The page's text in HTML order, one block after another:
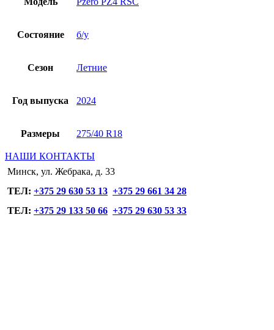
Состояние б/у
Сезон Летние
Год выпуска 2024
Размеры 275/40 R18
НАШИ КОНТАКТЫ
Минск, ул. Жебрака, д. 33
ТЕЛ: +375 29 630 53 13 +375 29 661 34 28
ТЕЛ: +375 29 133 50 66 +375 29 630 53 33